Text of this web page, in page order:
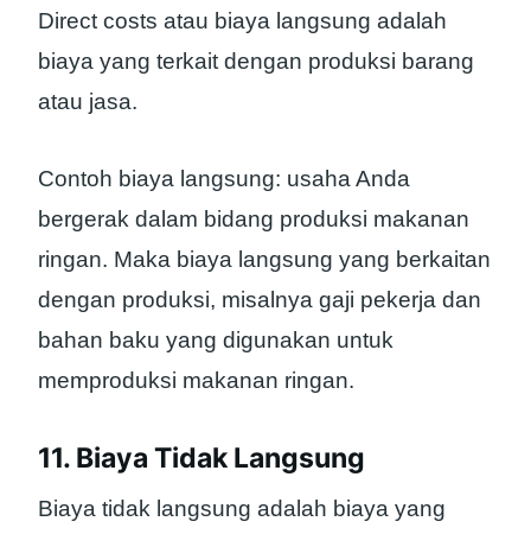
Direct costs atau biaya langsung adalah
biaya yang terkait dengan produksi barang
atau jasa.
Contoh biaya langsung: usaha Anda
bergerak dalam bidang produksi makanan
ringan. Maka biaya langsung yang berkaitan
dengan produksi, misalnya gaji pekerja dan
bahan baku yang digunakan untuk
memproduksi makanan ringan.
11. Biaya Tidak Langsung
Biaya tidak langsung adalah biaya yang